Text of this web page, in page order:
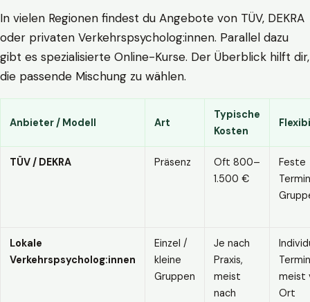
In vielen Regionen findest du Angebote von TÜV, DEKRA
oder privaten Verkehrspsycholog:innen. Parallel dazu
gibt es spezialisierte Online-Kurse. Der Überblick hilft dir,
die passende Mischung zu wählen.
Anbieter / Modell Art
Typische
Kosten
TÜV / DEKRA Präsenz
Oft 800–
1.500 €
Feste
Lokale
Verkehrspsycholog:innen
Einzel /
kleine
Gruppen
Je nach
Praxis,
meist
nach
meist
Ort